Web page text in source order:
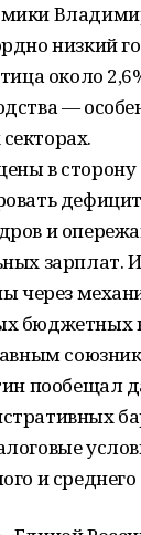
низкий
около
—
в сторону
и
зарплат.
через
бюджетных
пообещал
и среднего